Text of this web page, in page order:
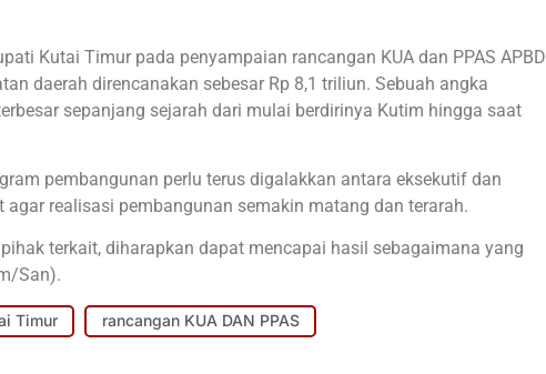
Kutai Timur pada penyampaian rancangan KUA dan PPAS APBD
daerah direncanakan sebesar Rp 8,1 triliun. Sebuah angka
sepanjang sejarah dari mulai berdirinya Kutim hingga saat
pembangunan perlu terus digalakkan antara eksekutif dan
realisasi pembangunan semakin matang dan terarah.
terkait, diharapkan dapat mencapai hasil sebagaimana yang
San).
Timur rancangan KUA DAN PPAS